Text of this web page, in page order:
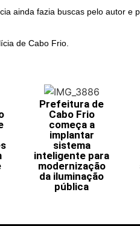
ainda fazia buscas pelo autor e
de Cabo Frio.
Prefeitura de
Cabo Frio
começa a
implantar
sistema
inteligente para
modernização
da iluminação
pública